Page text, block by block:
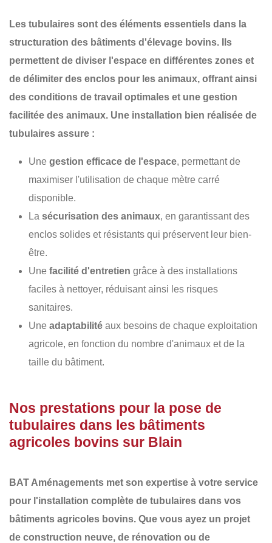
Les tubulaires sont des éléments essentiels dans la
structuration des bâtiments d'élevage bovins. Ils
permettent de diviser l'espace en différentes zones et
de délimiter des enclos pour les animaux, offrant ainsi
des conditions de travail optimales et une gestion
facilitée des animaux. Une installation bien réalisée de
tubulaires assure :
Une gestion efficace de l'espace, permettant de
maximiser l'utilisation de chaque mètre carré
disponible.
La sécurisation des animaux, en garantissant des
enclos solides et résistants qui préservent leur bien-
être.
Une facilité d'entretien grâce à des installations
faciles à nettoyer, réduisant ainsi les risques
sanitaires.
Une adaptabilité aux besoins de chaque exploitation
agricole, en fonction du nombre d'animaux et de la
taille du bâtiment.
Nos prestations pour la pose de
tubulaires dans les bâtiments
agricoles bovins sur Blain
BAT Aménagements met son expertise à votre service
pour l'installation complète de tubulaires dans vos
bâtiments agricoles bovins. Que vous ayez un projet
de construction neuve, de rénovation ou de